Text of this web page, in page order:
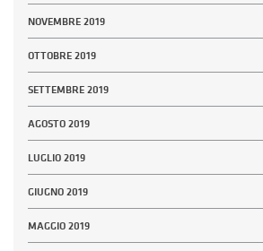
NOVEMBRE 2019
OTTOBRE 2019
SETTEMBRE 2019
AGOSTO 2019
LUGLIO 2019
GIUGNO 2019
MAGGIO 2019